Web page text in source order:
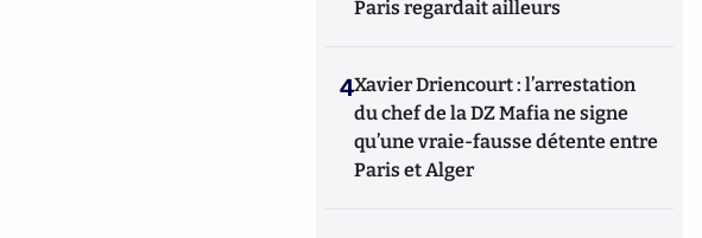
Paris regardait ailleurs
4Xavier Driencourt : l’arrestation
du chef de la DZ Mafia ne signe
qu’une vraie-fausse détente entre
Paris et Alger